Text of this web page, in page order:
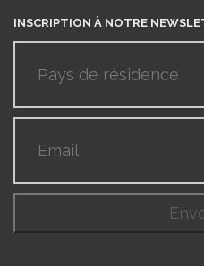
INSCRIPTION À NOTRE